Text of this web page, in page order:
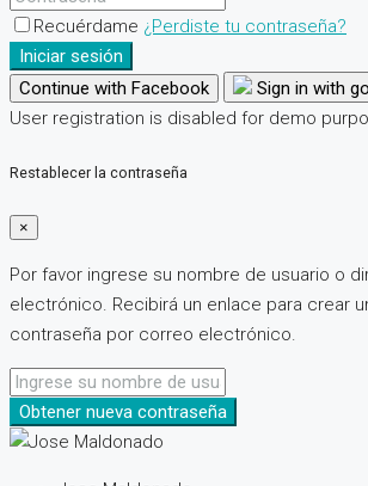
Recuérdame ¿Perdiste tu contraseña?
Iniciar sesión
Continue with Facebook
Sign in with
User registration is disabled for demo
Restablecer la contraseña
×
Por favor ingrese su nombre de usuario o
electrónico. Recibirá un enlace para crear
contraseña por correo electrónico.
Obtener nueva contraseña